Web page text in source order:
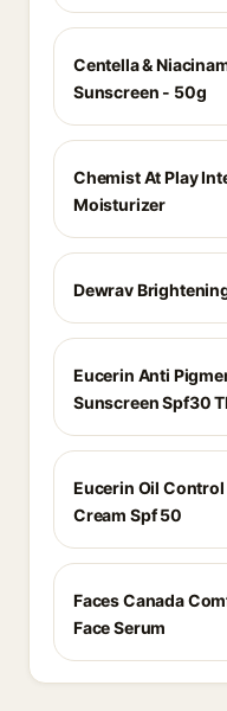
Centella &
Sunscreen - 50g
Chemist At Play
Moisturizer
Dewrav
Eucerin Anti
Sunscreen Spf30
Eucerin Oil Control
Cream Spf 50
Faces Canada
Face Serum